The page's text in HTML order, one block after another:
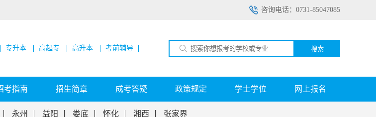
咨询电话：0731-85047085
专升本 高起专 高升本 考前辅导 搜索
考指南 招生简章 成考答疑 政策规定 学士学位 网上报名
永州 益阳 娄底 怀化 湘西 张家界